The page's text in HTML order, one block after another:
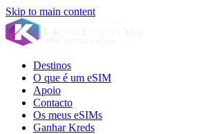
Skip to main content
Destinos
O que é um eSIM
Apoio
Contacto
Os meus eSIMs
Ganhar Kreds